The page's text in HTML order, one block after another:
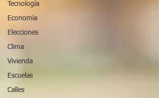
Tecnología
Economía
Elecciones
Clima
Vivienda
Escuelas
Calles